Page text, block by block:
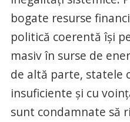
bogate resurse
politică coerentă își
masiv în surse de
de altă parte, statele
insuficiente și cu
sunt condamnate să